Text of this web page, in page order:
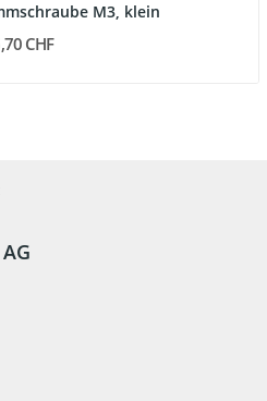
M3, klein
CHF